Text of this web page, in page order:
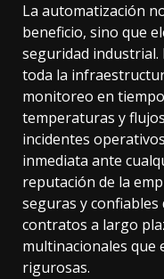
La automatización
beneficio, sino que
seguridad industrial.
toda la
monitoreo en
temperaturas y
incidentes
inmediata ante
reputación de la
seguras y
contratos a largo
multinacionales que
rigurosas.